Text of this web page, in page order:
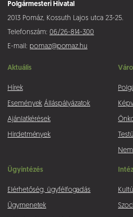
Polgármesteri Hivatal
2013 Pomáz, Kossuth Lajos utca 23-25.
Telefonszám: 06/26-814-300
E-mail: pomaz@pomaz.hu
Aktuális
Hírek
Események Álláspályázatok
Ajánlatkérések
Hirdetmények
Ügyintézés
Elérhetőség, ügyfélfogadás
Ügymenetek